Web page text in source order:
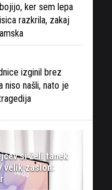
ker sem lepa
razkrila, zakaj
izginil brez
niso našli, nato je
si želi tanek
velik zaslon: